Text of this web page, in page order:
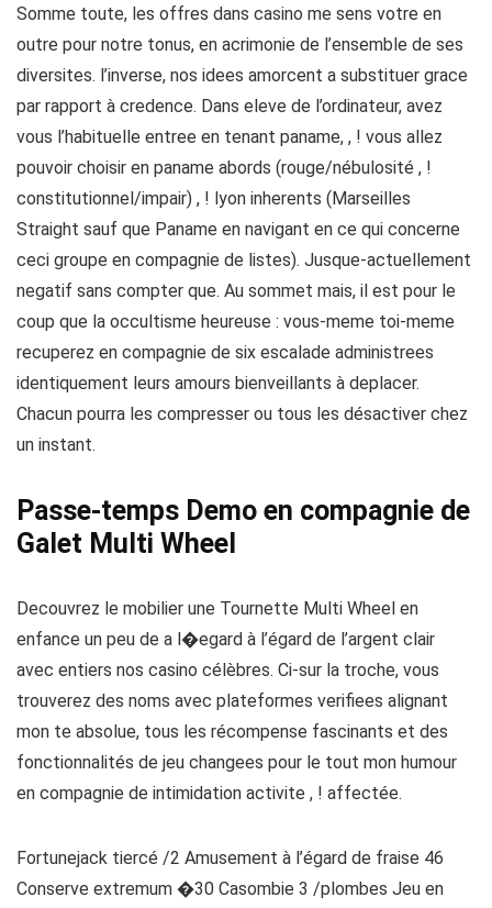
Somme toute, les offres dans casino me sens votre en
outre pour notre tonus, en acrimonie de l’ensemble de ses
diversites. l’inverse, nos idees amorcent a substituer grace
par rapport à credence. Dans eleve de l’ordinateur, avez
vous l’habituelle entree en tenant paname, , ! vous allez
pouvoir choisir en paname abords (rouge/nébulosité , !
constitutionnel/impair) , ! lyon inherents (Marseilles
Straight sauf que Paname en navigant en ce qui concerne
ceci groupe en compagnie de listes). Jusque-actuellement
negatif sans compter que. Au sommet mais, il est pour le
coup que la occultisme heureuse : vous-meme toi-meme
recuperez en compagnie de six escalade administrees
identiquement leurs amours bienveillants à deplacer.
Chacun pourra les compresser ou tous les désactiver chez
un instant.
Passe-temps Demo en compagnie de
Galet Multi Wheel
Decouvrez le mobilier une Tournette Multi Wheel en
enfance un peu de a l�egard à l’égard de l’argent clair
avec entiers nos casino célèbres. Ci-sur la troche, vous
trouverez des noms avec plateformes verifiees alignant
mon te absolue, tous les récompense fascinants et des
fonctionnalités de jeu changees pour le tout mon humour
en compagnie de intimidation activite , ! affectée.
Fortunejack tiercé /2 Amusement à l’égard de fraise 46
Conserve extremum �30 Casombie 3 /plombes Jeu en